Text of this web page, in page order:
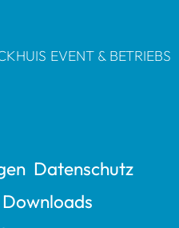
EVENT & BETRIEBS
Daten­schutz
Down­loads